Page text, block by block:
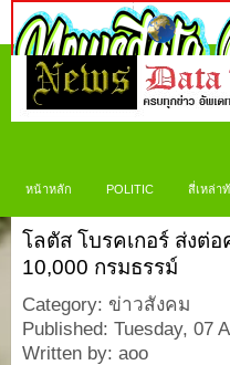
หน้าหลัก POLITIC สี่เหล่า
โลตัส โบรคเกอร์ ส่งต่
10,000 กรมธรรม์
Category: ข่าวสังคม
Published: Tuesday, 07
Written by: aoo